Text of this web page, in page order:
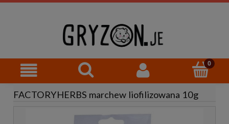
FACTORYHERBS marchew liofilizowana 10g